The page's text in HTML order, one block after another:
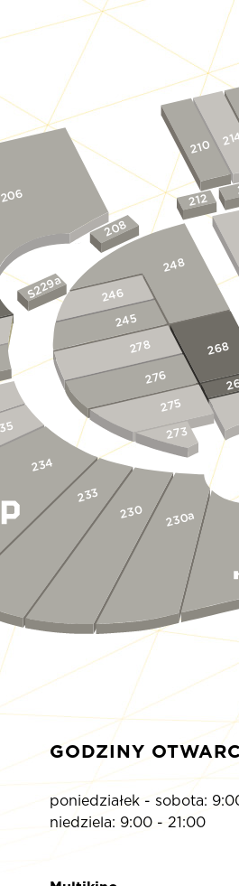
210
206 212
S229a
208
248
268
246
245
278
276
275
273
234
233
230 230a
GODZINY
poniedziałek - sobota:
niedziela: 9:00 - 21:00